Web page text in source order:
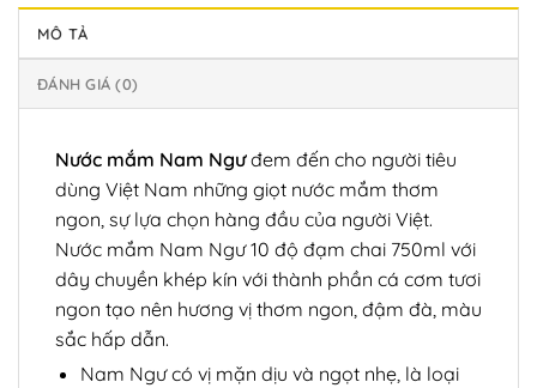
MÔ TẢ
ĐÁNH GIÁ (0)
Nước mắm Nam Ngưđem đến cho người tiêu
dùng Việt Nam những giọt nước mắm thơm
ngon, sự lựa chọn hàng đầu của người Việt.
Nước mắm Nam Ngư 10 độ đạm chai 750ml với
dây chuyền khép kín với thành phần cá cơm tươi
ngon tạo nên hương vị thơm ngon, đậm đà, màu
sắc hấp dẫn.
Nam Ngư có vị mặn dịu và ngọt nhẹ, là loại